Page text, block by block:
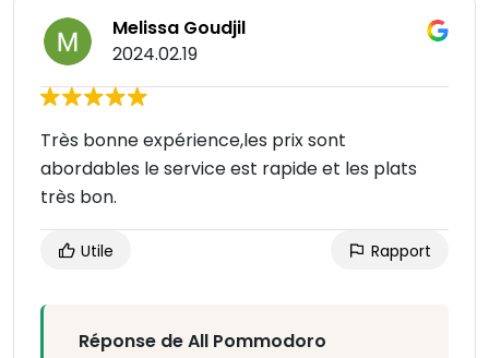
Melissa Goudjil
2024.02.19
Très bonne expérience,les prix sont
abordables le service est rapide et les plats
très bon.
Utile Rapport
Réponse de All Pommodoro